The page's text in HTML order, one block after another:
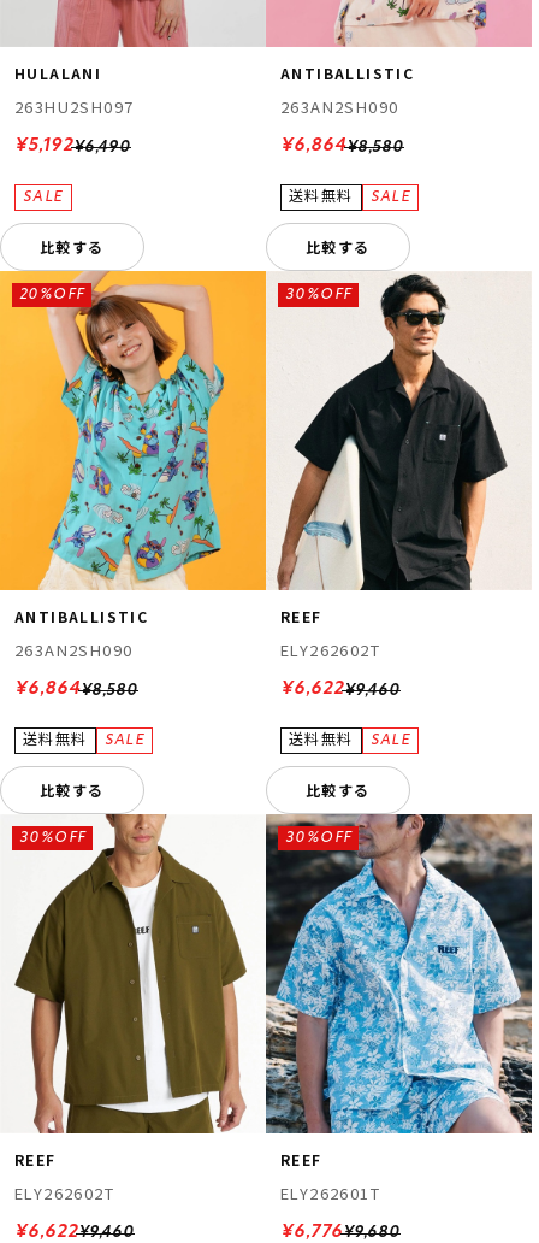
HULALANI
263HU2SH097
¥6,490
¥5,192
比較する
ANTIBALLISTIC
263AN2SH090
¥8,580
¥6,864
比較する
ANTIBALLISTIC
263AN2SH090
¥8,580
20%OFF
¥6,864
比較する
REEF
ELY262602T
¥9,460
30%OFF
¥6,622
比較する
REEF
ELY262602T
¥9,460
30%OFF
¥6,622
REEF
ELY262601T
¥9,680
30%OFF
¥6,776